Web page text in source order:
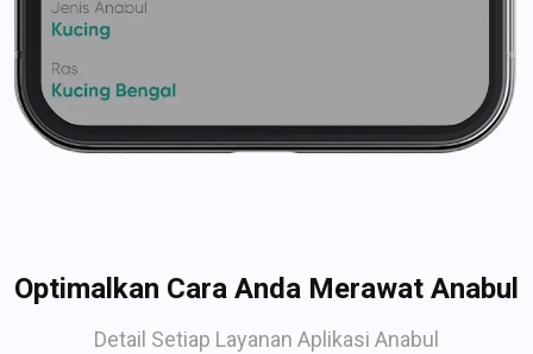
Optimalkan Cara Anda Merawat Anabul
Detail Setiap Layanan Aplikasi Anabul